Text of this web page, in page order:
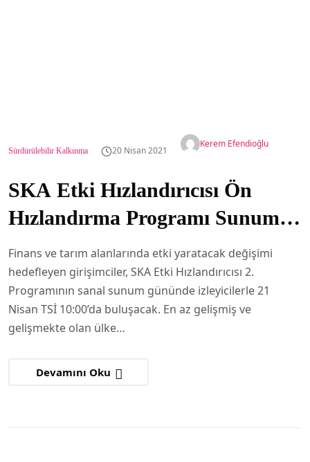
Sürdürülebilir Kalkınma 20 Nisan 2021
Kerem Efendioğlu
SKA Etki Hızlandırıcısı Ön
Hızlandırma Programı Sunum
Günü 21 Nisan’da
Finans ve tarım alanlarında etki yaratacak değişimi
hedefleyen girişimciler, SKA Etki Hızlandırıcısı 2.
Programının sanal sunum gününde izleyicilerle 21
Nisan TSİ 10:00’da buluşacak. En az gelişmiş ve
gelişmekte olan ülke…
Devamını Oku